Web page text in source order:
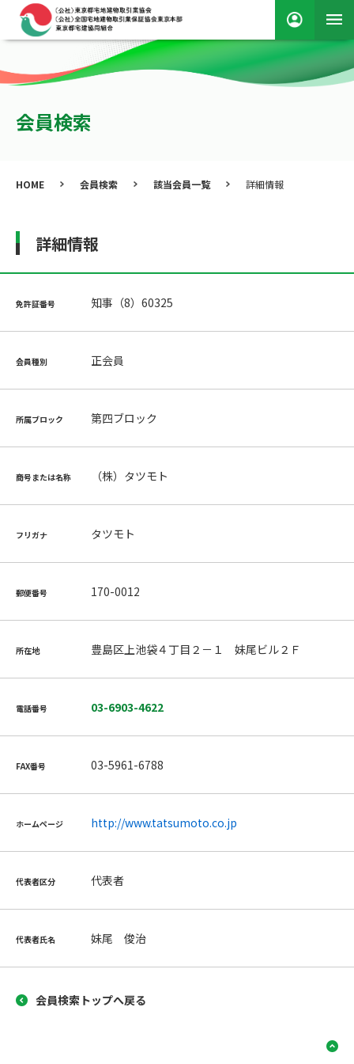
会員検索
HOME 会員検索 該当会員一覧 詳細情報
詳細情報
免許証番号 知事（8）60325
会員種別 正会員
所属ブロック 第四ブロック
商号または名称 （株）タツモト
フリガナ タツモト
郵便番号 170-0012
所在地 豊島区上池袋４丁目２－１ 妹尾ビル２Ｆ
電話番号 03-6903-4622
FAX番号 03-5961-6788
ホームページ http://www.tatsumoto.co.jp
代表者区分 代表者
代表者氏名 妹尾 俊治
会員検索トップへ戻る